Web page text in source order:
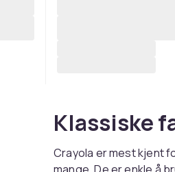
Klassiske
Crayola er mest kjent